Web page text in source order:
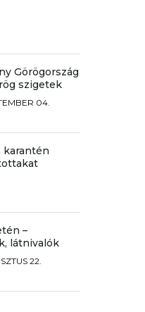
Görögország
szigetek
04.
karantén
–
látnivalók
22.